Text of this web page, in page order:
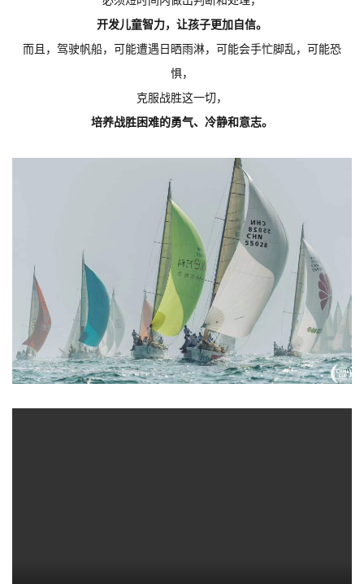
开发儿童智力，让孩子更加自信。
而且，驾驶帆船，可能遭遇日晒雨淋，可能会手忙脚乱，可能恐
惧，
克服战胜这一切，
培养战胜困难的勇气、冷静和意志。